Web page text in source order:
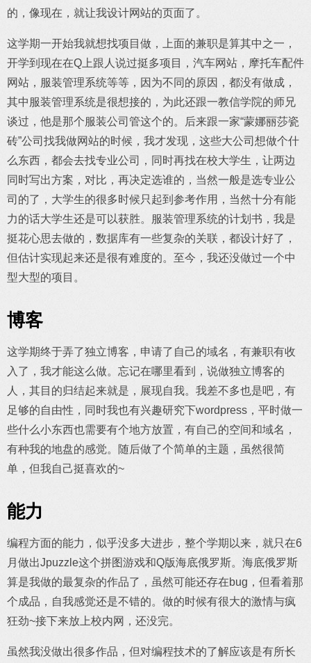
的，像现在，就让我设计网站的页面了。
这学期一开始我就想找项目做，上面的兼职是算其中之一，
开学到现在在Q上跟人说过挺多项目，汽车网站，摩托车配件
网站，服装管理系统等等，因为不同的原因，都没有做成，
其中服装管理系统是很想接的，为此还跟一教信学院的师兄
谈过，他是那个服装公司管这个的。后来跟一家“蒙娜丽莎瓷
砖”公司找我做网站的时候，我才发现，这些大公司想做个什
么东西，都会去找专业公司，同时再找在校大学生，让两边
同时写出方案，对比，再决定选谁的，当然一般是选专业公
司的了，大学生的很多时候只起到参考作用，当然十分有能
力的话大学生还是可以获胜。服装管理系统的计划书，我是
挺花心思去做的，数据库有一些复杂的关联，都设计好了，
但估计实现起来还是很有难度的。至今，我还没做过一个中
型大型的项目。
博客
这学期终于弄了独立博客，申请了自己的域名，有兼职有收
入了，我才能这么做。忘记在哪里看到，说做独立博客的
人，其目的归结起来就是，展现自我。我差不多也是吧，有
足够的自由性，同时我也有兴趣研究下wordpress，平时做一
些什么小东西也需要有个地方放置，有自己的空间和域名，
有种我的地盘的感觉。随后做了个简单的主题，虽然很简
单，但我自己挺喜欢的~
能力
编程方面的能力，似乎没多大进步，整个学期以来，就只在6
月做出Jpuzzle这个拼图游戏和Q版海底俄罗斯。海底俄罗斯
算是我做的最复杂的作品了，虽然可能还存在bug，但看着那
个成品，自我感觉还是不错的。做的时候有很大的激情与疯
狂劲~接下来放上校内网，还没完。
虽然我没做出很多作品，但对编程技术的了解应该是有所长